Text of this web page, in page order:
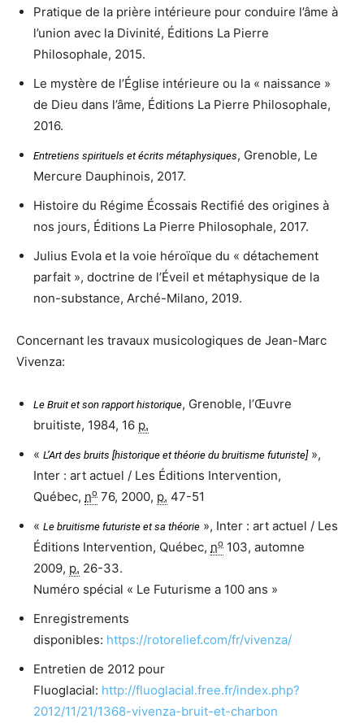
Pratique de la prière intérieure pour conduire l’âme à
l’union avec la Divinité, Éditions La Pierre
Philosophale, 2015.
Le mystère de l’Église intérieure ou la « naissance »
de Dieu dans l’âme, Éditions La Pierre Philosophale,
2016.
Entretiens spirituels et écrits métaphysiques, Grenoble, Le
Mercure Dauphinois, 2017.
Histoire du Régime Écossais Rectifié des origines à
nos jours, Éditions La Pierre Philosophale, 2017.
Julius Evola et la voie héroïque du « détachement
parfait », doctrine de l’Éveil et métaphysique de la
non-substance, Arché-Milano, 2019.
Concernant les travaux musicologiques de Jean-Marc
Vivenza:
Le Bruit et son rapport historique, Grenoble, l’Œuvre
bruitiste, 1984, 16 p.
« L’Art des bruits [historique et théorie du bruitisme futuriste]»,
Inter : art actuel / Les Éditions Intervention,
Québec, no 76,‎ 2000, p. 47-51
« Le bruitisme futuriste et sa théorie », Inter : art actuel / Les
Éditions Intervention, Québec, no 103,‎ automne
2009, p. 26-33.
Numéro spécial « Le Futurisme a 100 ans »
Enregistrements
disponibles: https://rotorelief.com/fr/vivenza/
Entretien de 2012 pour
Fluoglacial: http://fluoglacial.free.fr/index.php?
2012/11/21/1368-vivenza-bruit-et-charbon